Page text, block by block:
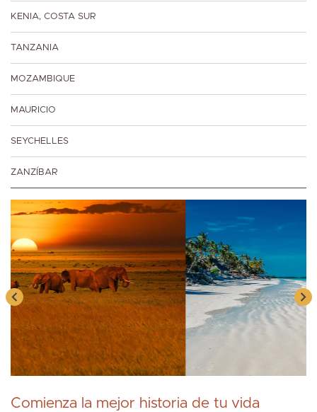
KENIA, COSTA SUR
TANZANIA
MOZAMBIQUE
MAURICIO
SEYCHELLES
ZANZÍBAR
Comienza la mejor historia de tu vida